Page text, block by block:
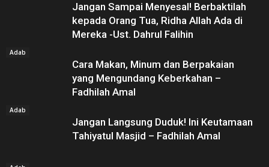
Jangan Sampai Menyesal! Berbaktilah
kepada Orang Tua, Ridha Allah Ada di
Mereka -Ust. Dahrul Falihin
Adab
Cara Makan, Minum dan Berpakaian
yang Mengundang Keberkahan –
Fadhilah Amal
Adab
Jangan Langsung Duduk! Ini Keutamaan
Tahiyatul Masjid – Fadhilah Amal